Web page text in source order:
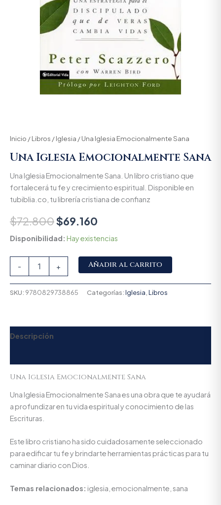
Inicio /Libros /Iglesia / Una Iglesia Emocionalmente Sana
Una Iglesia Emocionalmente Sana
Una Iglesia Emocionalmente Sana. Un libro cristiano que
fortalecerá tu fe y crecimiento espiritual. Disponible en
tubiblia.co, tu librería cristiana de confianz
$72.800$69.160
Disponibilidad: Hay existencias
- + Añadir al carrito
SKU: 9780829738865 Categorías:Iglesia Libros
Descripción
Una Iglesia Emocionalmente Sana
Una Iglesia Emocionalmente Sana es una obra que te ayudará
a profundizar en tu vida espiritual y conocimiento de las
Escrituras.
Este libro cristiano ha sido cuidadosamente seleccionado
para edificar tu fe y brindarte herramientas prácticas para tu
caminar diario con Dios.
Temas relacionados: iglesia, emocionalmente, sana